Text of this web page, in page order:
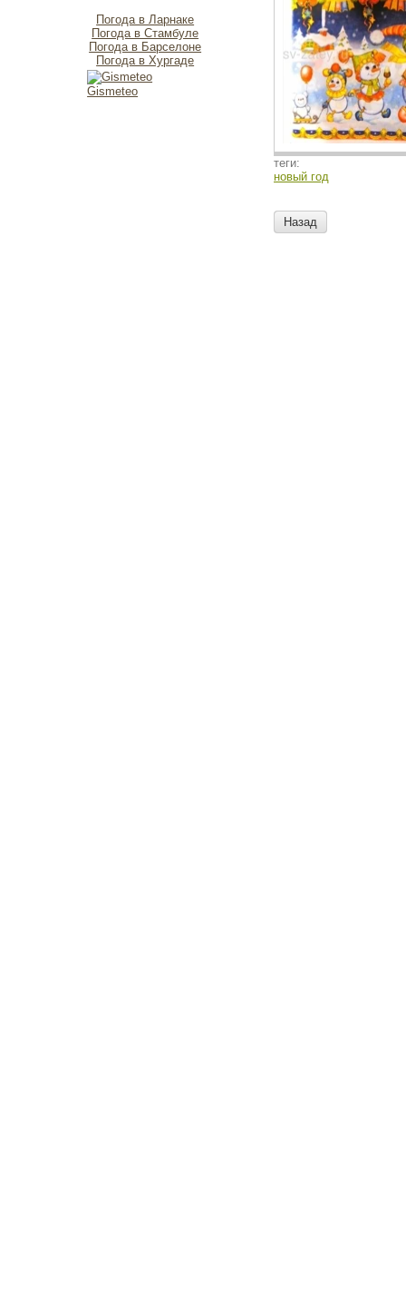
теги:
новый год
Назад
Погода в Ларнаке
Погода в Стамбуле
Погода в Барселоне
Погода в Хургаде
Gismeteo